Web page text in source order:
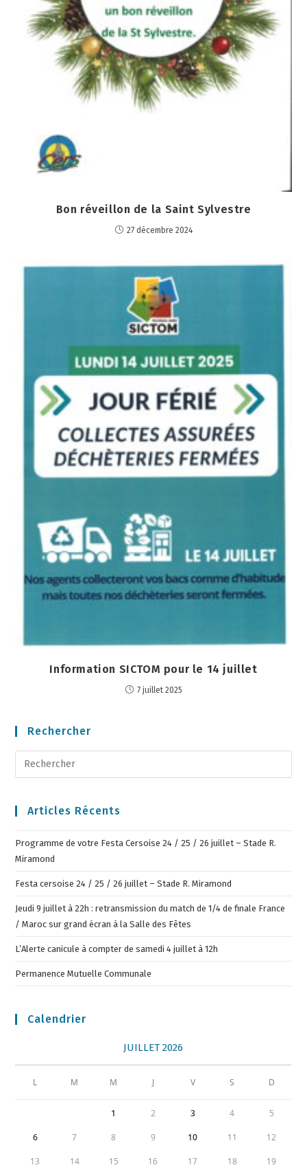
Bon réveillon de la Saint Sylvestre
27 décembre 2024
Information SICTOM pour le 14 juillet
7 juillet 2025
Rechercher
Articles Récents
Programme de votre Festa Cersoise 24 / 25 / 26 juillet – Stade R.
Miramond
Festa cersoise 24 / 25 / 26 juillet – Stade R. Miramond
Jeudi 9 juillet à 22h : retransmission du match de 1/4 de finale France
/ Maroc sur grand écran à la Salle des Fêtes
L’Alerte canicule à compter de samedi 4 juillet à 12h
Permanence Mutuelle Communale
Calendrier
JUILLET 2026
L M M J V S D
1 2 3 4 5
6 7 8 9 10 11 12
13 14 15 16 17 18 19